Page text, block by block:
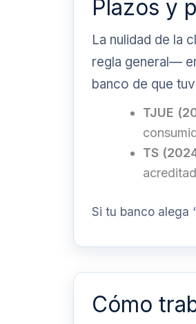
Plazos y
La nulidad de la
regla general—
banco de que
TJUE
TS
Si tu banco alega
Cómo